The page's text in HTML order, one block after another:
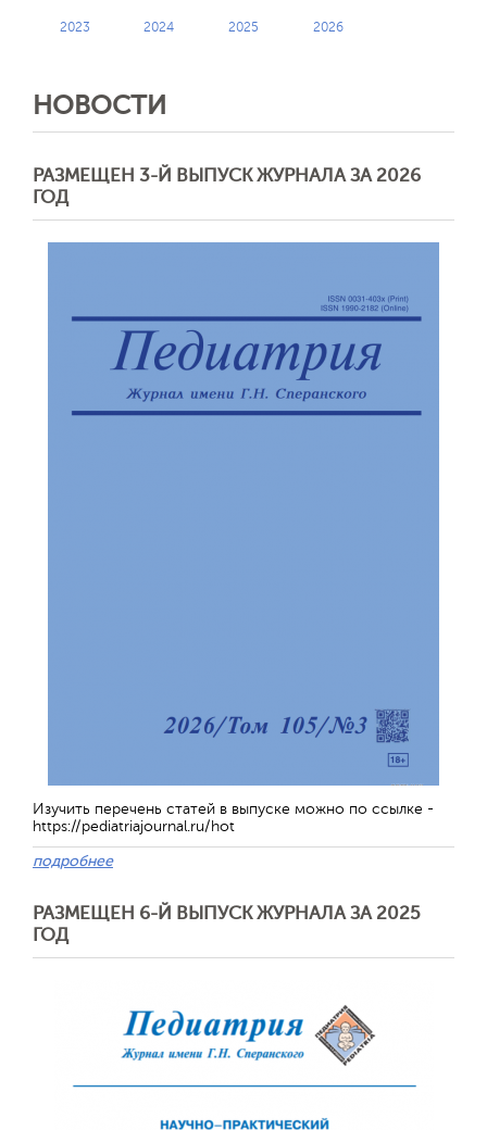
2023 2024 2025 2026
НОВОСТИ
РАЗМЕЩЕН 3-Й ВЫПУСК ЖУРНАЛА ЗА 2026
ГОД
Изучить перечень статей в выпуске можно по ссылке -
https://pediatriajournal.ru/hot
подробнее
РАЗМЕЩЕН 6-Й ВЫПУСК ЖУРНАЛА ЗА 2025
ГОД